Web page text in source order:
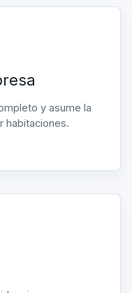
y asume la
habitaciones.